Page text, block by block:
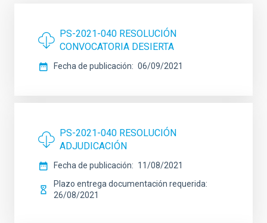
PS-2021-040 RESOLUCIÓN
CONVOCATORIA DESIERTA
Fecha de publicación 06/09/2021
PS-2021-040 RESOLUCIÓN
ADJUDICACIÓN
Fecha de publicación
11/08/2021
Plazo entrega documentación requerida
26/08/2021